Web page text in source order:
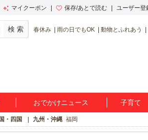
マイクーポン 保存/あとで読む ユーザー登
春休み 雨の日でもOK 動物とふれあう
おでかけニュース 子育て
・四国 九州・沖縄 福岡